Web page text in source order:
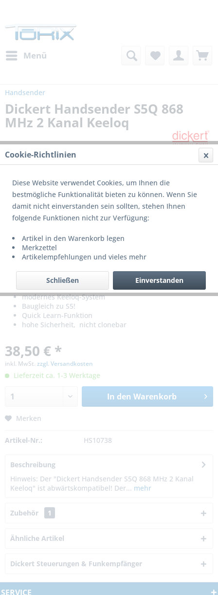
Menü
Handsender
Dickert Handsender S5Q 868
MHz 2 Kanal Keeloq
modernes Keeloq-System
Baugleich zu S5!
Quick Learn-Funktion
hohe Sicherheit, nicht clonebar
38,50 € *
inkl. MwSt. zzgl. Versandkosten
Lieferzeit ca. 1-3 Werktage
In den Warenkorb
Merken
Artikel-Nr.: HS10738
Beschreibung
Hinweis: Der "Dickert Handsender S5Q 868 MHz 2 Kanal
Keeloq" ist abwärtskompatibel! Der... mehr
Zubehör 1
Ähnliche Artikel
Dickert Steuerungen & Funkempfänger
SERVICE
Cookie-Richtlinien
Diese Website verwendet Cookies, um Ihnen die
bestmögliche Funktionalität bieten zu können. Wenn Sie
damit nicht einverstanden sein sollten, stehen Ihnen
folgende Funktionen nicht zur Verfügung:
Artikel in den Warenkorb legen
Merkzettel
Artikelempfehlungen und vieles mehr
Einverstanden
Schließen